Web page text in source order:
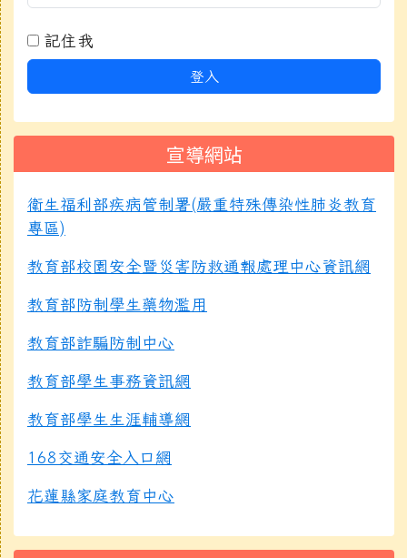
記住我
登入
宣導網站
衛生福利部疾病管制署(嚴重特殊傳染性肺炎教育
專區)
教育部校園安全暨災害防救通報處理中心資訊網
教育部防制學生藥物濫用
教育部詐騙防制中心
教育部學生事務資訊網
教育部學生生涯輔導網
168交通安全入口網
花蓮縣家庭教育中心